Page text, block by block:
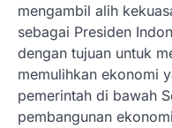
mengambil alih
sebagai Presiden
dengan tujuan untuk
memulihkan ekonomi
pemerintah di bawah
pembangunan